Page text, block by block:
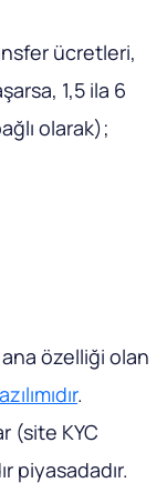
ücretleri,
1,5 ila 6
olarak);
ana özelliği olan
.
(site KYC
piyasadadır.